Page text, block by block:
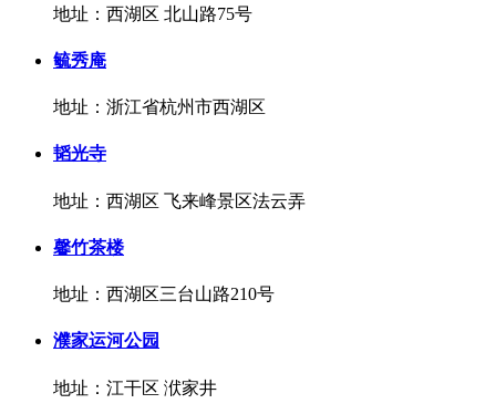
地址：西湖区 北山路75号
毓秀庵
地址：浙江省杭州市西湖区
韬光寺
地址：西湖区 飞来峰景区法云弄
馨竹茶楼
地址：西湖区三台山路210号
濮家运河公园
地址：江干区 洑家井